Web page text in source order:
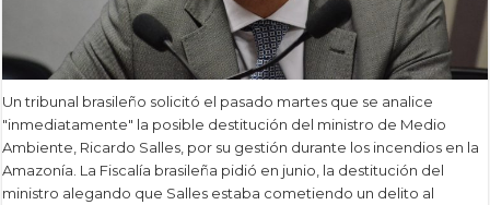
Un tribunal brasileño solicitó el pasado martes que se analice
"inmediatamente" la posible destitución del ministro de Medio
Ambiente, Ricardo Salles, por su gestión durante los incendios en la
Amazonía. La Fiscalía brasileña pidió en junio, la destitución del
ministro alegando que Salles estaba cometiendo un delito al